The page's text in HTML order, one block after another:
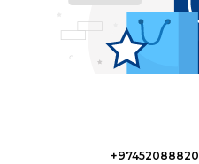
+97452088820